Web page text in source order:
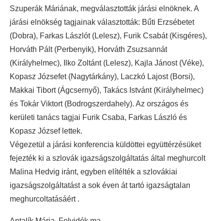
Szuperák Máriának, megválasztották járási elnöknek. A
járási elnökség tagjainak választották: Bűti Erzsébetet
(Dobra), Farkas Lászlót (Lelesz), Furik Csabát (Kisgéres),
Horváth Pált (Perbenyik), Horváth Zsuzsannát
(Királyhelmec), Ilko Zoltánt (Lelesz), Kajla Jánost (Véke),
Kopasz Józsefet (Nagytárkány), Laczkó Lajost (Borsi),
Makkai Tibort (Ágcsernyő), Takács Istvánt (Királyhelmec)
és Tokár Viktort (Bodrogszerdahely). Az országos és
kerületi tanács tagjai Furik Csaba, Farkas László és
Kopasz József lettek.
Végezetül a járási konferencia küldöttei együttérzésüket
fejezték ki a szlovák igazságszolgáltatás által meghurcolt
Malina Hedvig iránt, egyben elítélték a szlovákiai
igazságszolgáltatást a sok éven át tartó igazságtalan
meghurcoltatásáért .